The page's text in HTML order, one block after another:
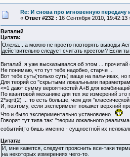
Re: И снова про мгновенную
« Ответ #232 : 16 Сентября 2010, 19:42:13
Виталий
Цитата:
Олежа... а можно не просто повторять выводы
действительно следует считать крестом? Если
Виталий, я уже высказывался об этом ...
Не понимаю, что тут тебе надобно, старче ...
Вот тебе суть(только суть) ваще на пальчиках,
Для теорий со "скрытыми локальными
<=1 дают сумму вероятностей A+B для
По квантовой механике для тех же измерений
2*sqrt(2) ... то есть больше, чем для "классической
И, поэтому, если эксперимент покажет верхний
Что и было экспериментально установлено.
Говорят тут типа так: "теории локального
событий(то бишь именно - сущностной их
Цитата:
И, мне кажется, следует прояснить все-таки
на некоторых измерениях чего-то.